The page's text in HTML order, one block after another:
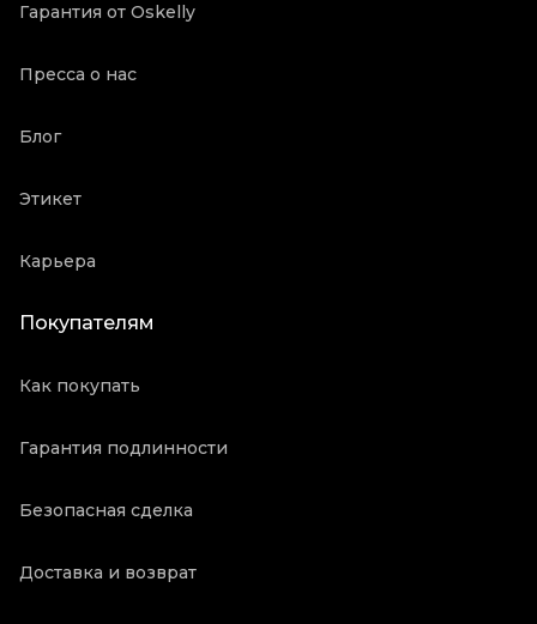
Гарантия от Oskelly
Пресса о нас
Блог
Этикет
Карьера
Покупателям
Как покупать
Гарантия подлинности
Безопасная сделка
Доставка и возврат